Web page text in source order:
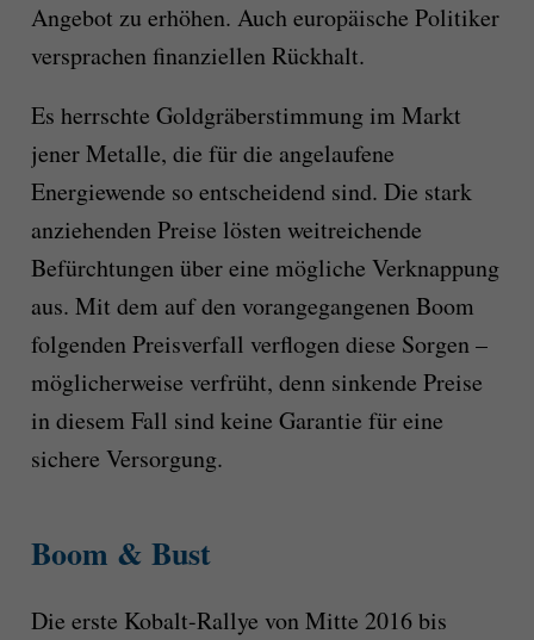
Angebot zu erhöhen. Auch europäische Politiker
versprachen finanziellen Rückhalt.
Es herrschte Goldgräberstimmung im Markt
jener Metalle, die für die angelaufene
Energiewende so entscheidend sind. Die stark
anziehenden Preise lösten weitreichende
Befürchtungen über eine mögliche Verknappung
aus. Mit dem auf den vorangegangenen Boom
folgenden Preisverfall verflogen diese Sorgen –
möglicherweise verfrüht, denn sinkende Preise
in diesem Fall sind keine Garantie für eine
sichere Versorgung.
Boom & Bust
Die erste Kobalt-Rallye von Mitte 2016 bis